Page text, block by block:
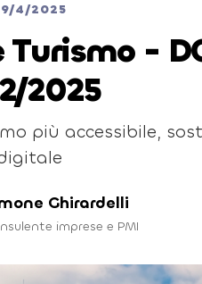
4/2025
-
2025
più accessibile,
Ghirardelli
imprese e PMI